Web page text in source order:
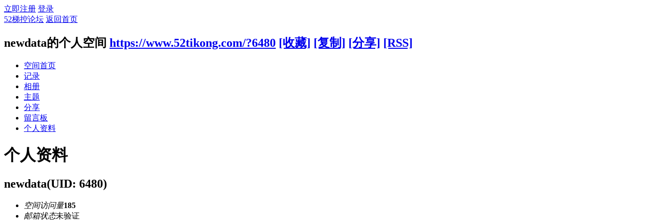
立即注册 登录
52梯控论坛 返回首页
newdata的个人空间 https://www.52tikong.com/?6480 [收藏] [复制] [分享] [RSS]
空间首页
记录
相册
主题
分享
留言板
个人资料
个人资料
newdata(UID: 6480)
空间访问量185
邮箱状态未验证